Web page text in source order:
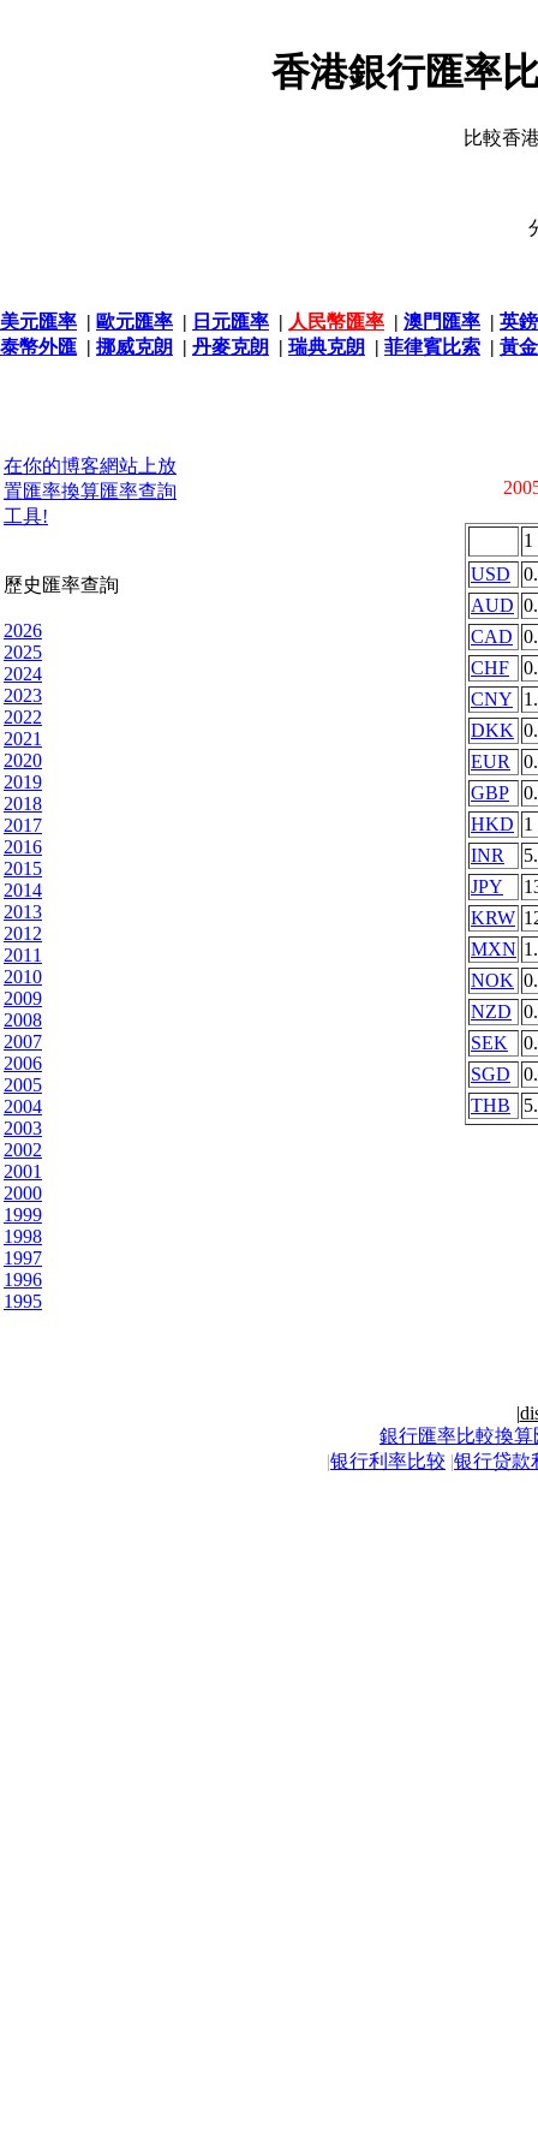
香港銀行匯率
比較香
美元匯率 | 歐元匯率 | 日元匯率 | 人民幣匯率 | 澳門匯率 | 英
泰幣外匯 | 挪威克朗 | 丹麥克朗 | 瑞典克朗 | 菲律賓比索 | 黃
在你的博客網站上放
置匯率換算匯率查詢
工具!
歷史匯率查詢
2026
2025
2024
2023
2022
2021
2020
2019
2018
2017
2016
2015
2014
2013
2012
2011
2010
2009
2008
2007
2006
2005
2004
2003
2002
2001
2000
1999
1998
1997
1996
1995
1
USD
AUD
CAD
CHF
CNY
DKK
EUR
GBP
HKD 1
INR
JPY
KRW
MXN
NOK
NZD
SEK
SGD
THB
|
銀行匯率比較換算
|银行利率比较 |银行贷款